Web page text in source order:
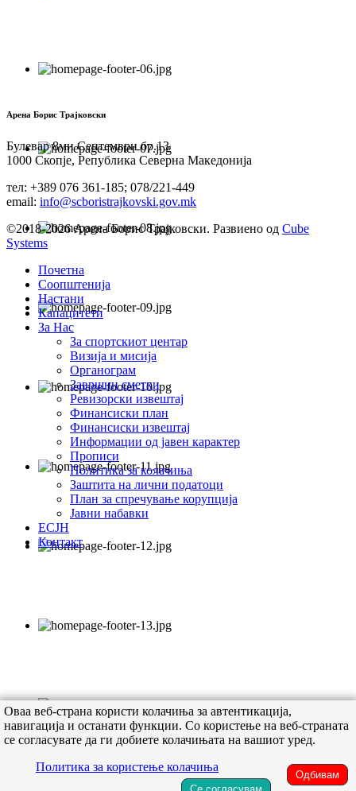
Арена Борис Трајковски
Булевар 8ми Септември бр.13
1000 Скопје, Република Северна Македонија
тел: +389 076 361-185; 078/221-449
email: info@scboristrajkovski.gov.mk
©2018-2026 Арена Борис Трајковски. Развиено од Cube
Systems
Почетна
Соопштенија
Настани
Капацитети
За Нас
За спортскиот центар
Визија и мисија
Органограм
Завршни сметки
Ревизорски извештај
Финансиски план
Финансиски извештај
Информации од јавен карактер
Прописи
Политика за колачиња
Заштита на лични податоци
План за спречување корупција
Јавни набавки
ЕСЈН
Контакт
Оваа веб-страна користи колачиња за автентикација,
навигација и останати функции. Со користење на веб-страната
се согласувате да ги добиете колачињата на вашиот уред.
Политика за користење колачиња
Одбивам